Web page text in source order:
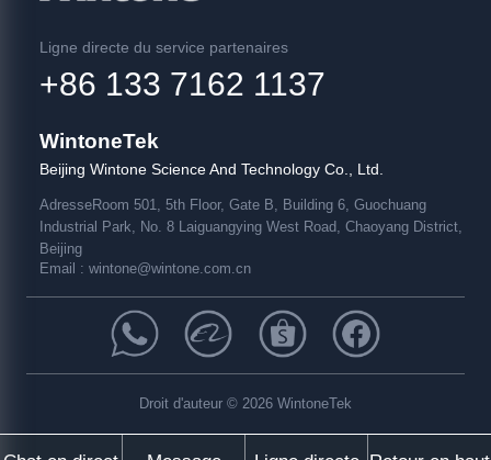
Ligne directe du service partenaires
+86 133 7162 1137
WintoneTek
Beijing Wintone Science And Technology Co., Ltd.
AdresseRoom 501, 5th Floor, Gate B, Building 6, Guochuang
Industrial Park, No. 8 Laiguangying West Road, Chaoyang District,
Beijing
Email : wintone@wintone.com.cn
Droit d'auteur © 2026 WintoneTek